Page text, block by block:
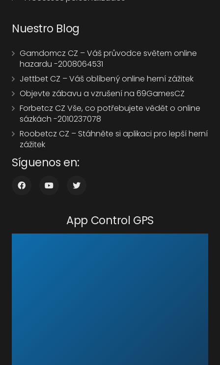
Nuestro Blog
Gamdomcz CZ – Váš průvodce světem online
hazardu -2008064531
Jettbet CZ – Váš oblíbený online herní zážitek
Objevte zábavu a vzrušení na 69GamesCZ
Forbetcz CZ Vše, co potřebujete vědět o online
sázkách -2010237078
Roobetcz CZ – Stáhněte si aplikaci pro lepší herní
zážitek
Síguenos en:
App Control GPS